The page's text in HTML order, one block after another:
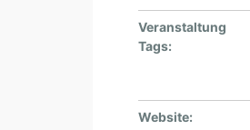
Veranstaltung
Tags:
Website: